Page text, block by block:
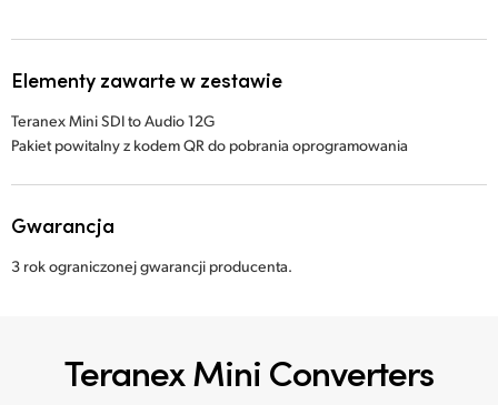
Elementy zawarte w zestawie
Teranex Mini SDI to Audio 12G
Pakiet powitalny z kodem QR do pobrania oprogramowania
Gwarancja
3 rok ograniczonej gwarancji producenta.
Teranex Mini Converters